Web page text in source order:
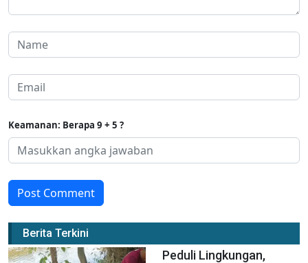
Keamanan: Berapa 9 + 5 ?
Post Comment
Berita Terkini
Peduli Lingkungan,